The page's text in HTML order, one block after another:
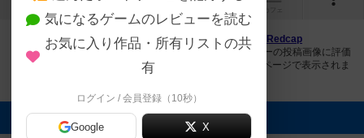
ボドゲーマにログインすると、 「レッドキャップ大騒動（Redcap
Ruckus）」 の画像をアップロード出来たり、他のユーザーの投稿画像に評価
を付けることができます。また、トップ6の画像は様々なページで表示されま
トップに表示される画像
気になるゲームのレビューを読む
お気に入り作品・所有リストの共
有
ログイン / 会員登録（10秒）
Google X